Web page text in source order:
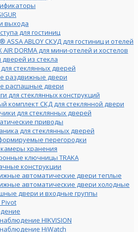
выхода
для гостиниц
ASSA ABLOY СКУД для гостиниц и отелей
AIR DORMA для мини-отелей и хостелов
из стекла
стеклянных дверей
раздвижные двери
распашные двери
для стеклянных конструкций
комплект СКД для стеклянной двери
для стеклянных дверей
приводы
для стеклянных дверей
перегородки
хранения
ключницы TRAKA
конструкции
автоматические двери теплые
автоматические двери холодные
двери и входные группы
HIKVISION
HiWatch